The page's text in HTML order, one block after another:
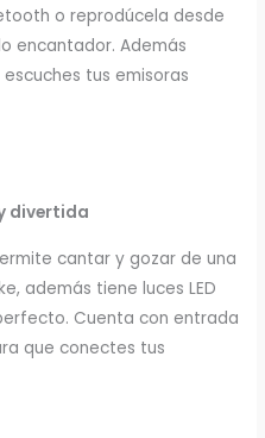
o reprodúcela desde
encantador. Además
tus emisoras
divertida
cantar y gozar de una
además tiene luces LED
Cuenta con entrada
que conectes tus